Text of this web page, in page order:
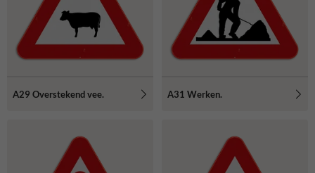
A29 Overstekend vee. A31 Werken.